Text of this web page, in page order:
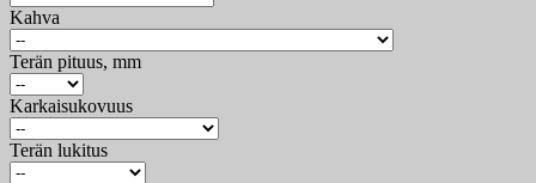
Kahva
Terän pituus, mm
Karkaisukovuus
Terän lukitus